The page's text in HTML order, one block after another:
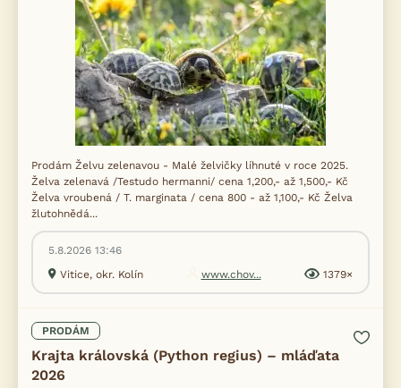
Prodám Želvu zelenavou - Malé želvičky líhnuté v roce 2025.
Želva zelenavá /Testudo hermanni/ cena 1,200,- až 1,500,- Kč
Želva vroubená / T. marginata / cena 800 - až 1,100,- Kč Želva
žlutohnědá...
5.8.2026 13:46
Vitice, okr. Kolín
www.chov... 1379×
PRODÁM
Krajta královská (Python regius) – mláďata
2026